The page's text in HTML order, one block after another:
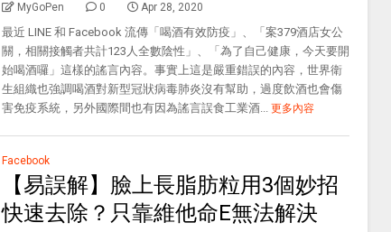
MyGoPen 0 Apr 28, 2020
最近 LINE 和 Facebook 流傳「喝酒有效防疫」、「案379酒店女公
關，相關接觸者共計123人全數陰性」、「為了自己健康，今天要開
始喝酒囉」這樣的謠言內容。事實上這是嚴重錯誤的內容，世界衛
生組織也強調喝酒對新型冠狀病毒肺炎沒有幫助，過度飲酒也會傷
害免疫系統，另外國際間也有因為謠言誤食工業酒... 更多內容
Facebook
【易誤解】臉上長脂肪粒用3個妙招
快速去除？只靠維他命E無法解決